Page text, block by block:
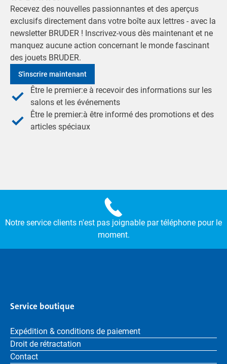
Recevez des nouvelles passionnantes et des aperçus
exclusifs directement dans votre boîte aux lettres - avec la
newsletter BRUDER ! Inscrivez-vous dès maintenant et ne
manquez aucune action concernant le monde fascinant
des jouets BRUDER.
S'inscrire maintenant
Être le premier:e à recevoir des informations sur les
salons et les événements
Être le premier:à être informé des promotions et des
articles spéciaux
Notre service clients n'est pas joignable par téléphone pour le
moment.
Service boutique
Expédition & conditions de paiement
Droit de rétractation
Contact